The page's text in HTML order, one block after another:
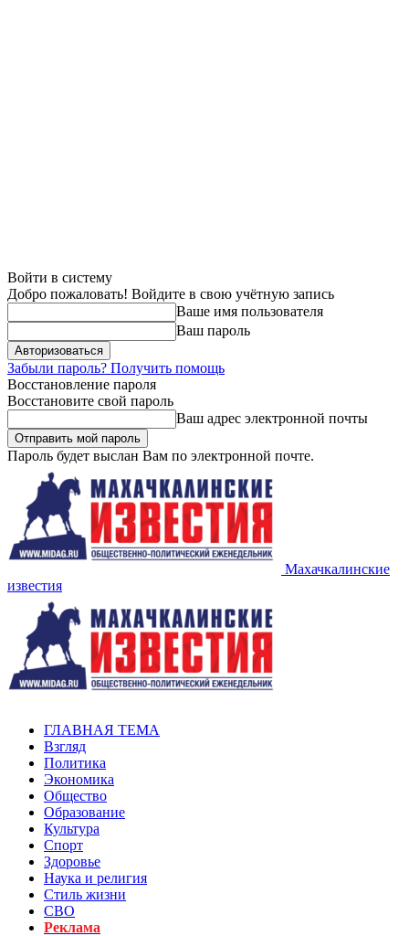
Войти в систему
Добро пожаловать! Войдите в свою учётную запись
Ваше имя пользователя
Ваш пароль
Забыли пароль? Получить помощь
Восстановление пароля
Восстановите свой пароль
Ваш адрес электронной почты
Пароль будет выслан Вам по электронной почте.
Махачкалинские
известия
ГЛАВНАЯ ТЕМА
Взгляд
Политика
Экономика
Общество
Образование
Культура
Спорт
Здоровье
Наука и религия
Стиль жизни
СВО
Реклама